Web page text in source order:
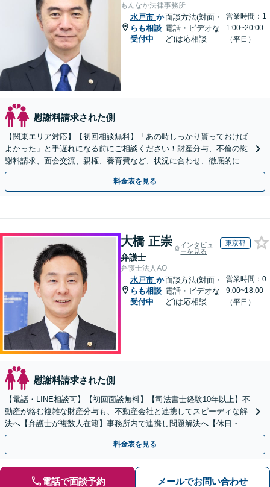
もんなか法律事務所
水戸市 か
らも相談
受付中
面談方法(対面・
電話・ビデオな
ど)は応相談
営業時間：1
1:00~20:00
（平日）
慰謝料請求された側
【関東エリア対応】【初回相談無料】「あの時しっかり貰っておけば
よかった」と手遅れになる前にご相談ください！財産分与、不倫の慰
謝料請求、面会交流、親権、養育費など、状況に合わせ、徹底的にサ
ポートいたします【弁護士歴17年以上】
料金表を見る
大橋 正崇
弁護士
インタビュ
ーを見る
東京都
弁護士法人AO
水戸市 か
らも相談
受付中
面談方法(対面・
電話・ビデオな
ど)は応相談
営業時間：0
9:00~18:00
（平日）
慰謝料請求された側
【電話・LINE相談可】【初回面談無料】【司法書士経験10年以上】不
動産が絡む複雑な財産分与も、不動産会社と連携してスピーディな解
決へ【弁護士が複数人在籍】事務所内で連携し問題解決へ【休日・夜
間面談可】【子連れ相談可】【虎ノ門駅1分】
料金表を見る
電話で面談予約 メールでお問い合わせ